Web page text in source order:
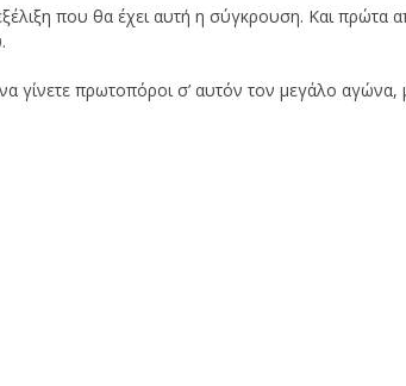
που θα έχει αυτή η σύγκρουση. Και πρώτα
γίνετε πρωτοπόροι σ’ αυτόν τον μεγάλο αγώνα,